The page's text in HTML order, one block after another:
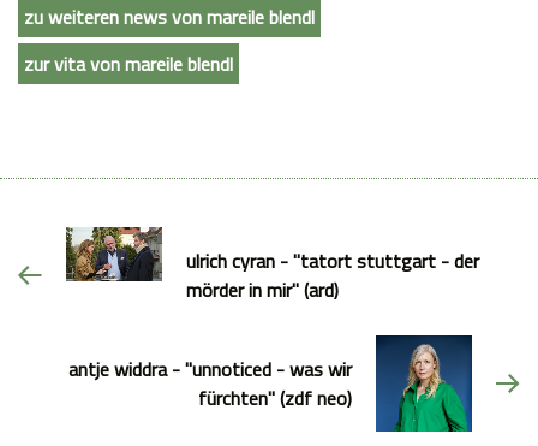
zu weiteren news von mareile blendl
zur vita von mareile blendl
ulrich cyran - "tatort stuttgart - der
mörder in mir" (ard)
antje widdra - "unnoticed - was wir
fürchten" (zdf neo)